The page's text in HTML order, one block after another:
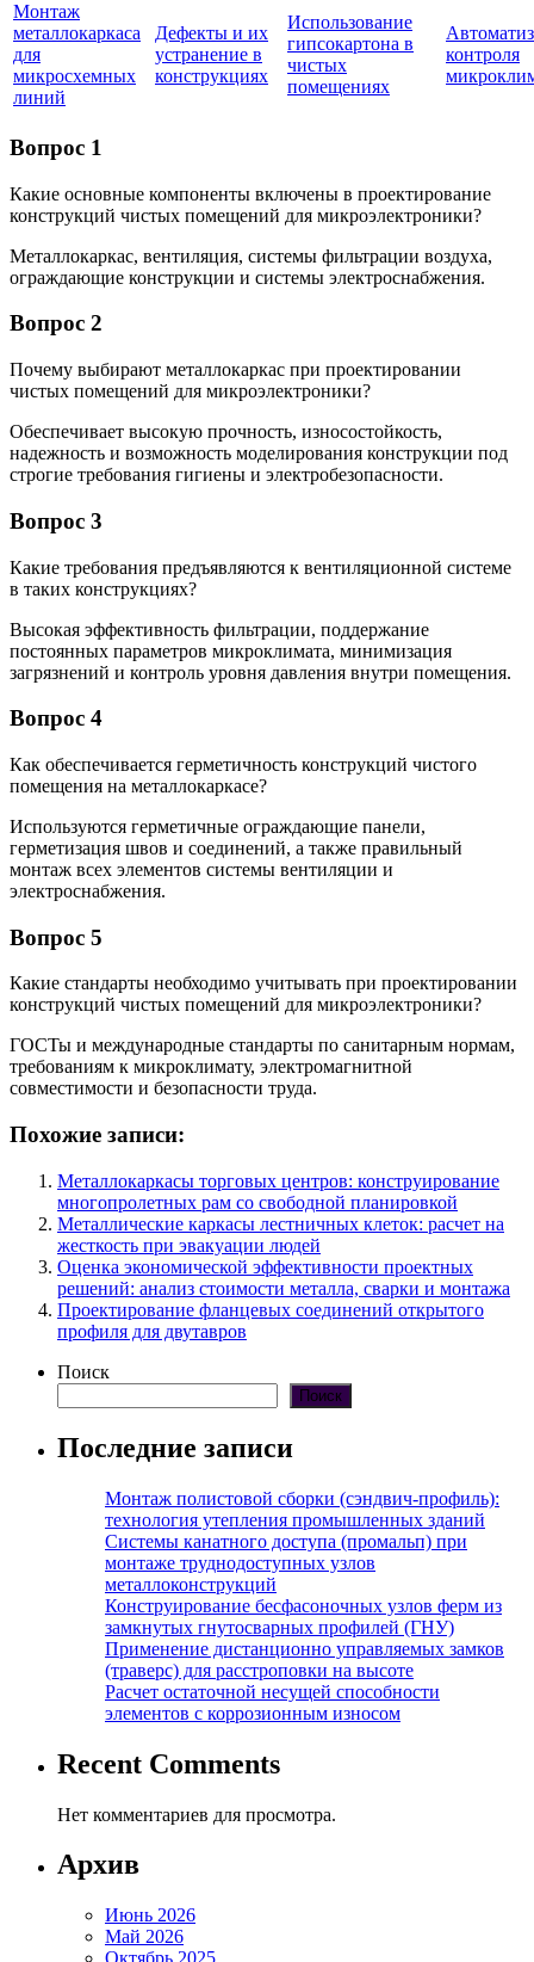
Монтаж
металлокаркаса
для
микросхемных
линий
Дефекты и их
устранение в
конструкциях
Использование
гипсокартона в
чистых
помещениях
контроля
Вопрос 1
Какие основные компоненты включены в проектирование
конструкций чистых помещений для микроэлектроники?
Металлокаркас, вентиляция, системы фильтрации воздуха,
ограждающие конструкции и системы электроснабжения.
Вопрос 2
Почему выбирают металлокаркас при проектировании
чистых помещений для микроэлектроники?
Обеспечивает высокую прочность, износостойкость,
надежность и возможность моделирования конструкции под
строгие требования гигиены и электробезопасности.
Вопрос 3
Какие требования предъявляются к вентиляционной системе
в таких конструкциях?
Высокая эффективность фильтрации, поддержание
постоянных параметров микроклимата, минимизация
загрязнений и контроль уровня давления внутри помещения.
Вопрос 4
Как обеспечивается герметичность конструкций чистого
помещения на металлокаркасе?
Используются герметичные ограждающие панели,
герметизация швов и соединений, а также правильный
монтаж всех элементов системы вентиляции и
электроснабжения.
Вопрос 5
Какие стандарты необходимо учитывать при проектировании
конструкций чистых помещений для микроэлектроники?
ГОСТы и международные стандарты по санитарным нормам,
требованиям к микроклимату, электромагнитной
совместимости и безопасности труда.
Похожие записи:
Металлокаркасы торговых центров: конструирование
многопролетных рам со свободной планировкой
Металлические каркасы лестничных клеток: расчет на
жесткость при эвакуации людей
Оценка экономической эффективности проектных
решений: анализ стоимости металла, сварки и монтажа
Проектирование фланцевых соединений открытого
профиля для двутавров
Поиск
Поиск
Последние записи
Монтаж полистовой сборки (сэндвич-профиль):
технология утепления промышленных зданий
Системы канатного доступа (промальп) при
монтаже труднодоступных узлов
металлоконструкций
Конструирование бесфасоночных узлов ферм из
замкнутых гнутосварных профилей (ГНУ)
Применение дистанционно управляемых замков
(траверс) для расстроповки на высоте
Расчет остаточной несущей способности
элементов с коррозионным износом
Recent Comments
Нет комментариев для просмотра.
Архив
Июнь 2026
Май 2026